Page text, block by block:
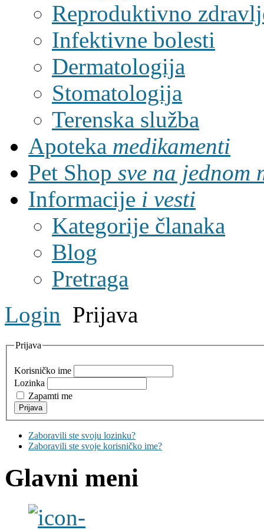
Reproduktivno
Infektivne bolesti
Dermatologija
Stomatologija
Terenska služba
Apoteka medikamenti
Pet Shop sve na jednom
Informacije i vesti
Kategorije članaka
Blog
Pretraga
Login Prijava
Prijava
Korisničko ime
Lozinka
Zapamti me
Zaboravili ste svoju lozinku?
Zaboravili ste svoje korisničko ime?
Glavni meni